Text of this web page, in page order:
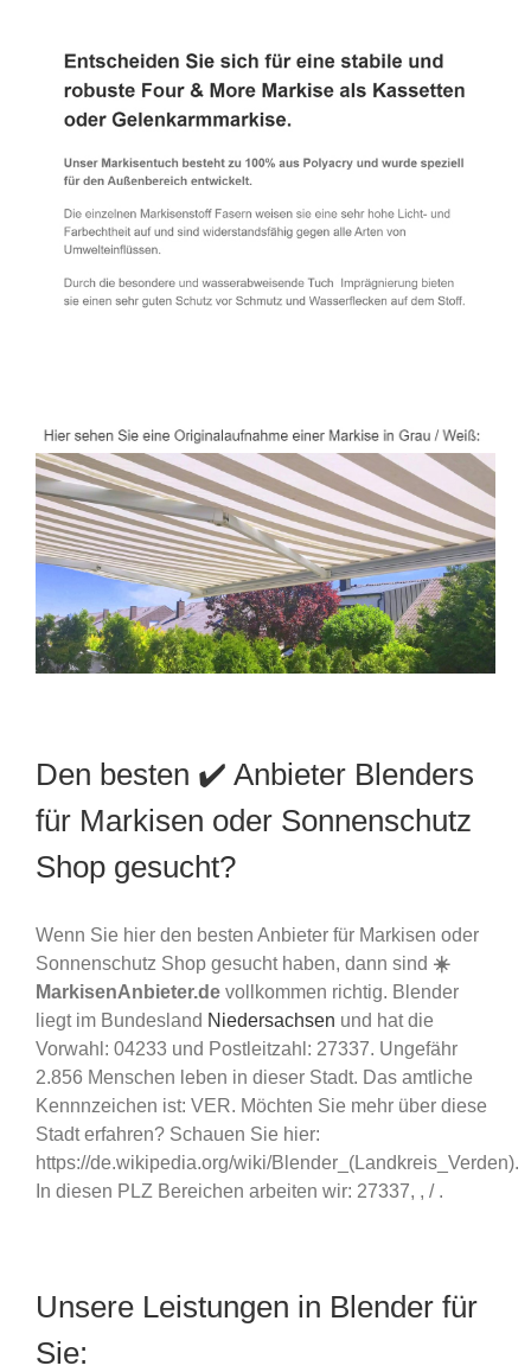
Den besten ✔️ Anbieter Blenders
für Markisen oder Sonnenschutz
Shop gesucht?
Wenn Sie hier den besten Anbieter für Markisen oder
Sonnenschutz Shop gesucht haben, dann sind ☀️
MarkisenAnbieter.de vollkommen richtig. Blender
liegt im Bundesland Niedersachsen und hat die
Vorwahl: 04233 und Postleitzahl: 27337. Ungefähr
2.856 Menschen leben in dieser Stadt. Das amtliche
Kennnzeichen ist: VER. Möchten Sie mehr über diese
Stadt erfahren? Schauen Sie hier:
https://de.wikipedia.org/wiki/Blender_(Landkreis_Verden).
In diesen PLZ Bereichen arbeiten wir: 27337, , / .
Unsere Leistungen in Blender für
Sie: